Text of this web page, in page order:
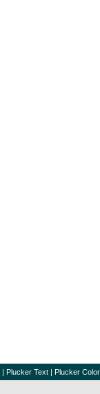
| Plucker Text | Plucker Color